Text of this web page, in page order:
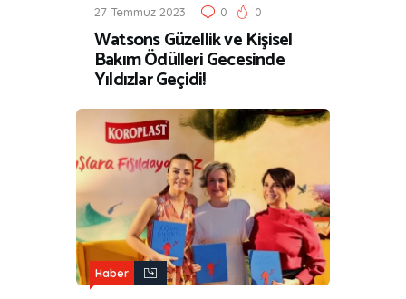
27 Temmuz 2023 0 0
Watsons Güzellik ve Kişisel
Bakım Ödülleri Gecesinde
Yıldızlar Geçidi!
Haber